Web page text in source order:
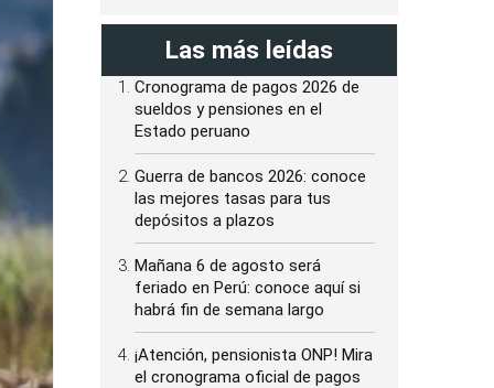
Las más leídas
Cronograma de pagos 2026 de
sueldos y pensiones en el
Estado peruano
Guerra de bancos 2026: conoce
las mejores tasas para tus
depósitos a plazos
Mañana 6 de agosto será
feriado en Perú: conoce aquí si
habrá fin de semana largo
¡Atención, pensionista ONP! Mira
el cronograma oficial de pagos